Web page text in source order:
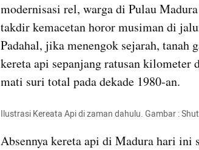
modernisasi rel, warga di Pulau
takdir kemacetan horor musiman di
Padahal, jika menengok sejarah,
kereta api sepanjang ratusan
mati suri total pada dekade 1980-an.
Ilustrasi Kereata Api di zaman dahulu. Gambar :
Absennya kereta api di Madura hari